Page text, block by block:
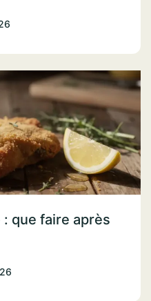
que faire après